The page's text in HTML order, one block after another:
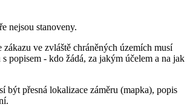
nejsou stanoveny.
ve zvláště chráněných územích musí
popisem - kdo žádá, za jakým účelem a na jak
být přesná lokalizace záměru (mapka), popis